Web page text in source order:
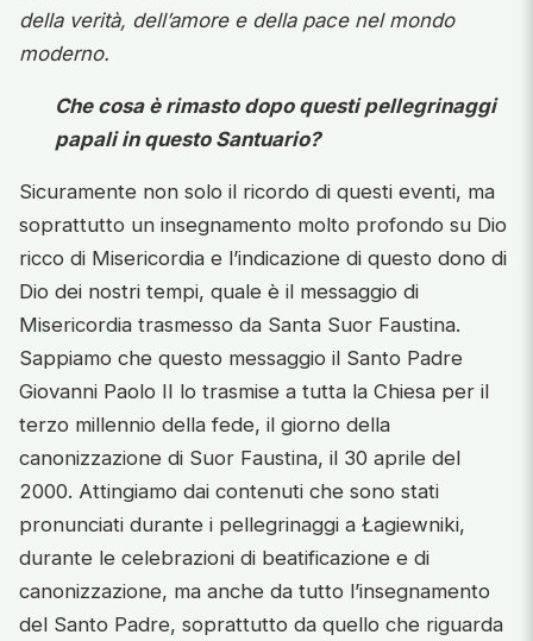
della verità, dell’amore e della pace nel mondo
moderno.
Che cosa è rimasto dopo questi pellegrinaggi
papali in questo Santuario?
Sicuramente non solo il ricordo di questi eventi, ma
soprattutto un insegnamento molto profondo su Dio
ricco di Misericordia e l’indicazione di questo dono di
Dio dei nostri tempi, quale è il messaggio di
Misericordia trasmesso da Santa Suor Faustina.
Sappiamo che questo messaggio il Santo Padre
Giovanni Paolo II lo trasmise a tutta la Chiesa per il
terzo millennio della fede, il giorno della
canonizzazione di Suor Faustina, il 30 aprile del
2000. Attingiamo dai contenuti che sono stati
pronunciati durante i pellegrinaggi a Łagiewniki,
durante le celebrazioni di beatificazione e di
canonizzazione, ma anche da tutto l’insegnamento
del Santo Padre, soprattutto da quello che riguarda